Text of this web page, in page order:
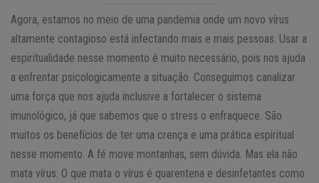
Agora, estamos no meio de uma pandemia onde um novo vírus
altamente contagioso está infectando mais e mais pessoas. Usar a
espiritualidade nesse momento é muito necessário, pois nos ajuda
a enfrentar psicologicamente a situação. Conseguimos canalizar
uma força que nos ajuda inclusive a fortalecer o sistema
imunológico, já que sabemos que o stress o enfraquece. São
muitos os benefícios de ter uma crença e uma prática espiritual
nesse momento. A fé move montanhas, sem dúvida. Mas ela não
mata vírus. O que mata o vírus é quarentena e desinfetantes como